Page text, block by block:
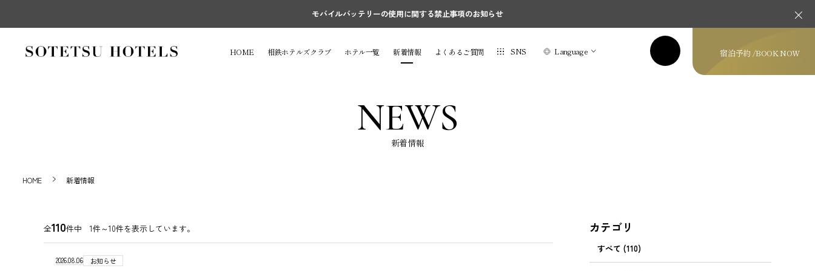
モバイルバッテリーの使用に関する禁止事項のお知らせ
HOME 相鉄ホテルズクラブ ホテル一覧 新着情報 よくあるご質問 SNS Language 宿泊予約 /BOOK NOW
NEWS
新着情報
HOME 新着情報
全110件中 1件～10件を表示しています。
2026.08.06 お知らせ
カテゴリ
すべて (110)